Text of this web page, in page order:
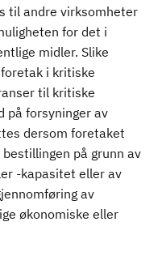
til andre virksomheter
for det i
midler. Slike
i kritiske
til kritiske
på forsyninger av
dersom foretaket
på grunn av
-kapasitet eller av
av
økonomiske eller